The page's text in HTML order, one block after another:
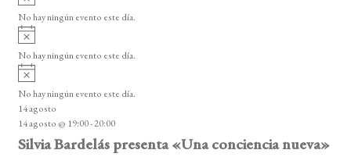
o
v
i
o
No hay ningún evento este día.
A
v
i
o
No hay ningún evento este día.
A
v
i
s
o
No hay ningún evento este día.
14 agosto
14 agosto @ 19:00-20:00
Silvia Bardelás presenta «Una conciencia nueva»